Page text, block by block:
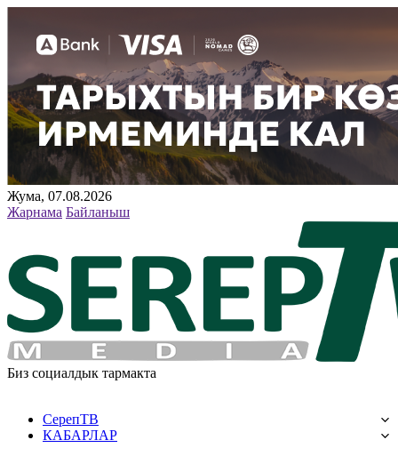
Жума, 07.08.2026
Жарнама Байланыш
Биз социалдык тармакта
СерепТВ
КАБАРЛАР